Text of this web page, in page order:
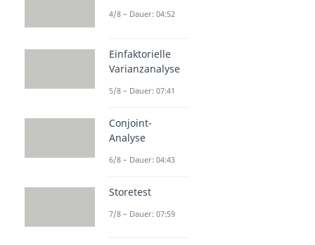
4/8 – Dauer: 04:52
Einfaktorielle
Varianzanalyse
5/8 – Dauer: 07:41
Conjoint-
Analyse
6/8 – Dauer: 04:43
Storetest
7/8 – Dauer: 07:59